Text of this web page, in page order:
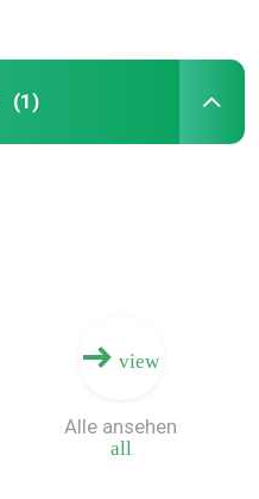
(1)
view
all
Alle ansehen